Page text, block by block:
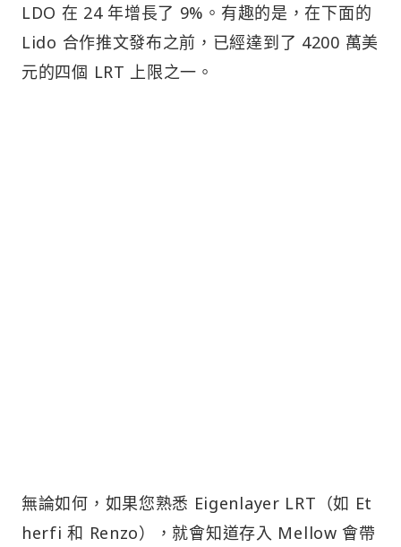
LDO 在 24 年增長了 9%。有趣的是，在下面的
Lido 合作推文發布之前，已經達到了 4200 萬美
元的四個 LRT 上限之一。
herfi 和 Renzo），就會知道存入 Mellow 會帶
來雙倍的樂趣：您可以同時獲得 Symbiotic 和